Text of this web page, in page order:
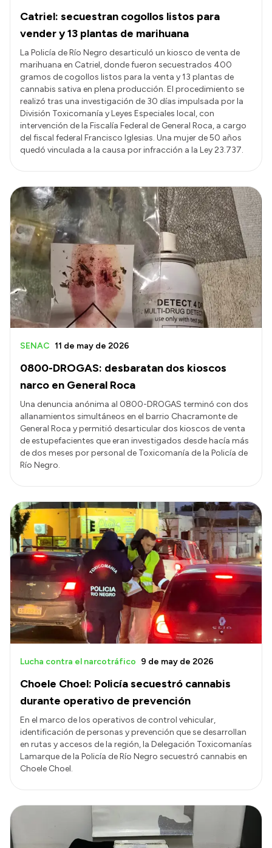
Catriel: secuestran cogollos listos para
vender y 13 plantas de marihuana
La Policía de Río Negro desarticuló un kiosco de venta de
marihuana en Catriel, donde fueron secuestrados 400
gramos de cogollos listos para la venta y 13 plantas de
cannabis sativa en plena producción. El procedimiento se
realizó tras una investigación de 30 días impulsada por la
División Toxicomanía y Leyes Especiales local, con
intervención de la Fiscalía Federal de General Roca, a cargo
del fiscal federal Francisco Iglesias. Una mujer de 50 años
quedó vinculada a la causa por infracción a la Ley 23.737.
0800-DROGAS: desbaratan dos kioscos
narco en General Roca
SENAC 11 de may de 2026
Una denuncia anónima al 0800-DROGAS terminó con dos
allanamientos simultáneos en el barrio Chacramonte de
General Roca y permitió desarticular dos kioscos de venta
de estupefacientes que eran investigados desde hacía más
de dos meses por personal de Toxicomanía de la Policía de
Río Negro.
Choele Choel: Policía secuestró cannabis
durante operativo de prevención
Lucha contra el narcotráfico 9 de may de 2026
En el marco de los operativos de control vehicular,
identificación de personas y prevención que se desarrollan
en rutas y accesos de la región, la Delegación Toxicomanías
Lamarque de la Policía de Río Negro secuestró cannabis en
Choele Choel.